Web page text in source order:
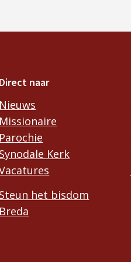
Direct naar
Nieuws
Missionaire
Parochie
Synodale Kerk
Steun het bisdom
Breda